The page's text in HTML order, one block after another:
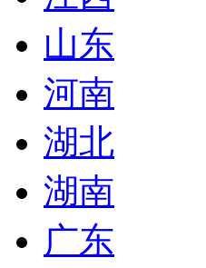
山东
河南
湖北
湖南
广东